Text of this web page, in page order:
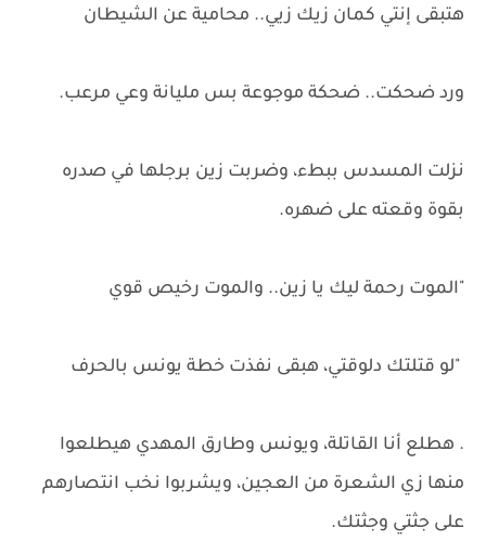
هتبقى إنتي كمان زيك زيي.. محامية عن الشيطان
ورد ضحكت.. ضحكة موجوعة بس مليانة وعي مرعب.
نزلت المسدس ببطء، وضربت زين برجلها في صدره
بقوة وقعته على ضهره.
"الموت رحمة ليك يا زين.. والموت رخيص قوي
"لو قتلتك دلوقتي، هبقى نفذت خطة يونس بالحرف
. هطلع أنا القاتلة، ويونس وطارق المهدي هيطلعوا
منها زي الشعرة من العجين، ويشربوا نخب انتصارهم
على جثتي وجثتك.